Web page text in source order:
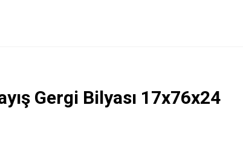
Gergi Bilyası 17x76x24